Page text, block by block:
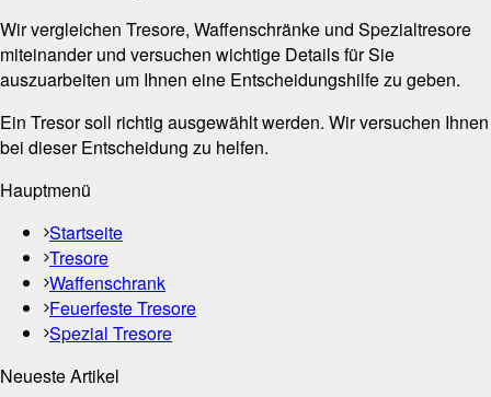
Wir vergleichen Tresore, Waffenschränke und Spezialtresore
miteinander und versuchen wichtige Details für Sie
auszuarbeiten um Ihnen eine Entscheidungshilfe zu geben.
Ein Tresor soll richtig ausgewählt werden. Wir versuchen Ihnen
bei dieser Entscheidung zu helfen.
Hauptmenü
Startseite
Tresore
Waffenschrank
Feuerfeste Tresore
Spezial Tresore
Neueste Artikel